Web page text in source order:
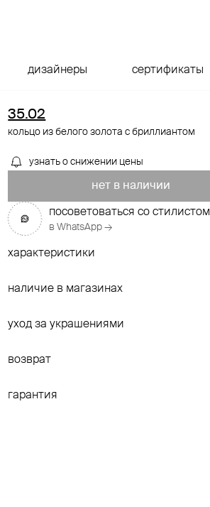
дизайнеры сертификаты
35.02
кольцо из белого золота с бриллиантом
узнать о снижении цены
нет в наличии
посоветоваться со стилистом
в WhatsApp →
характеристики
наличие в магазинах
уход за украшениями
возврат
гарантия